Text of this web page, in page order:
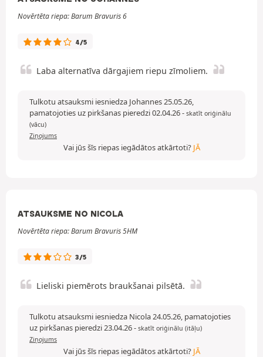
Novērtēta riepa: Barum Bravuris 6
4/5
Laba alternatīva dārgajiem riepu zīmoliem.
Tulkotu atsauksmi iesniedza Johannes 25.05.26,
pamatojoties uz pirkšanas pieredzi 02.04.26- skatīt oriģinālu
(vācu)
Ziņojums
Vai jūs šīs riepas iegādātos atkārtoti? JĀ
ATSAUKSME NO NICOLA
Novērtēta riepa: Barum Bravuris 5HM
3/5
Lieliski piemērots braukšanai pilsētā.
Tulkotu atsauksmi iesniedza Nicola 24.05.26, pamatojoties
uz pirkšanas pieredzi 23.04.26- skatīt oriģinālu (itāļu)
Ziņojums
Vai jūs šīs riepas iegādātos atkārtoti? JĀ